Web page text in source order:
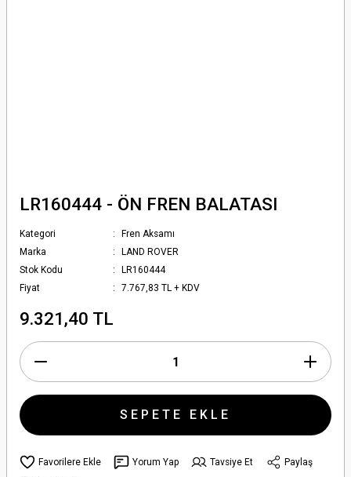
LR160444 - ÖN FREN BALATASI
Kategori
Fren Aksamı
Marka
LAND ROVER
Stok Kodu
LR160444
Fiyat
7.767,83 TL + KDV
9.321,40 TL
SEPETE EKLE
Yorum Yap Tavsiye Et
Paylaş